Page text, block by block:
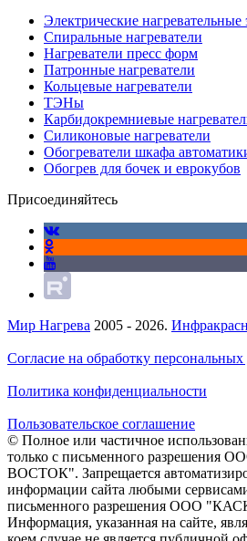
Электрические
Спиральные нагреватели
Нагреватели пресс форм
Патронные нагреватели
Кольцевые нагреватели
ТЭНы
Карбидокремниевые
Силиконовые нагреватели
Обогреватели шкафа
Обогрев для бочек и еврокубов
Присоединяйтесь
Мир Нагрева 2005 - 2026.
Согласие на обработку
Политика конфиденциальности
Пользовательское соглашение
© Полное или частичное
только с письменного
ВОСТОК". Запрещается
информации сайта любыми
письменного разрешения ООО
Информация, указанная на сайте,